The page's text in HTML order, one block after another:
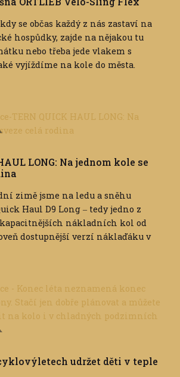
se občas každý z nás zastaví na
hospůdky, zajde na nějakou tu
nebo třeba jede vlakem s
vyjíždíme na kole do města.
LONG: Na jednom kole se
zimě jsme na ledu a sněhu
Haul D9 Long ‒ tedy jedno z
nákladních kol od
dostupnější verzí náklaďáku v
udržet děti v teple